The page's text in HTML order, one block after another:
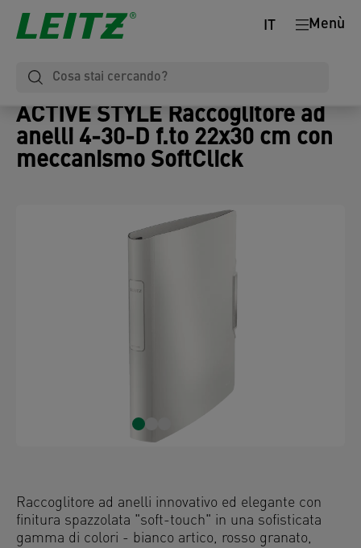
Menù
IT
ACTIVE STYLE Raccoglitore ad
anelli 4-30-D f.to 22x30 cm con
meccanismo SoftClick
Raccoglitore ad anelli innovativo ed elegante con
finitura spazzolata "soft-touch" in una sofisticata
gamma di colori - bianco artico, rosso granato,